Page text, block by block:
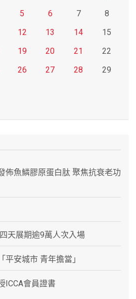
5 6 7
8
12 13 14
15
19 20 21
22
26 27 28
29
佈魚鱗膠原蛋白肽 聚焦抗衰老功
天展期逾9萬人次入場
安城市 青年擔當」
ICCA會員證書